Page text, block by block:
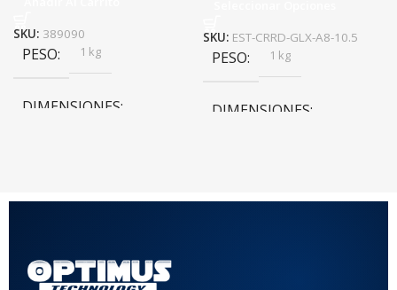
SKU: 389090
PESO 1 kg
DIMENSIONES
SKU: EST-CRRD-GLX-A8-10.5
PESO 1 kg
DIMENSIONES
COLOR